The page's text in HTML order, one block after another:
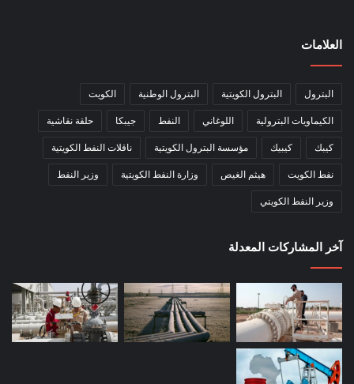
العلامات
البترول البترول الكويتية البترول الوطنية الكويت
الكيماويات البترولية اللوغاني النفط جيبكا حلقة نقاشية
كيبك كيبيك مؤسسة البترول الكويتية ناقلات النفط الكويتية
نفط الكويت هيثم الغيص وزارة النفط الكويتية وزير النفط
وزير النفط الكويتي
آخر المشاركات المعدلة